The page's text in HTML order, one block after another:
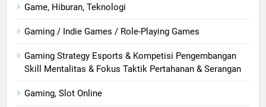
Game, Hiburan, Teknologi
Gaming / Indie Games / Role-Playing Games
Gaming Strategy Esports & Kompetisi Pengembangan
Skill Mentalitas & Fokus Taktik Pertahanan & Serangan
Gaming, Slot Online